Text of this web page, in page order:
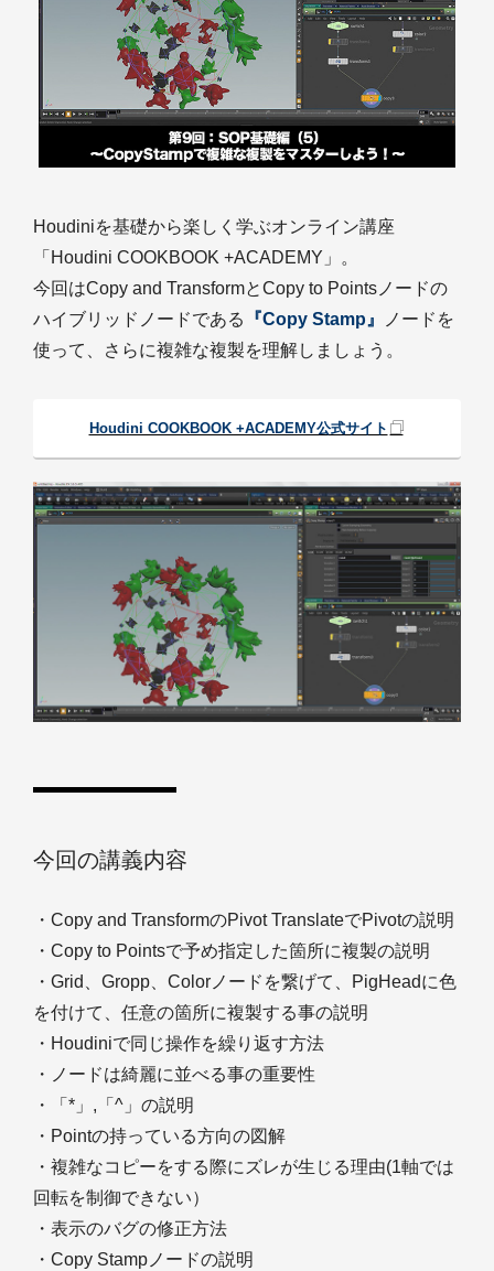
Houdiniを基礎から楽しく学ぶオンライン講座
「Houdini COOKBOOK +ACADEMY」。
今回はCopy and TransformとCopy to Pointsノードの
ハイブリッドノードである
『Copy Stamp』
ノードを
使って、さらに複雑な複製を理解しましょう。
Houdini COOKBOOK +ACADEMY公式サイト
今回の講義内容
・Copy and TransformのPivot TranslateでPivotの説明
・Copy to Pointsで予め指定した箇所に複製の説明
・Grid、Gropp、Colorノードを繋げて、PigHeadに色
を付けて、任意の箇所に複製する事の説明
・Houdiniで同じ操作を繰り返す方法
・ノードは綺麗に並べる事の重要性
・「*」,「^」の説明
・Pointの持っている方向の図解
・複雑なコピーをする際にズレが生じる理由(1軸では
回転を制御できない）
・表示のバグの修正方法
・Copy Stampノードの説明